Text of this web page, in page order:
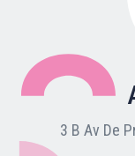
Nos adhérents
Carte du3 B Av De